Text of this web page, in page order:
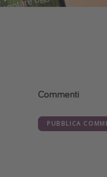
Commenti
PUBBLICA